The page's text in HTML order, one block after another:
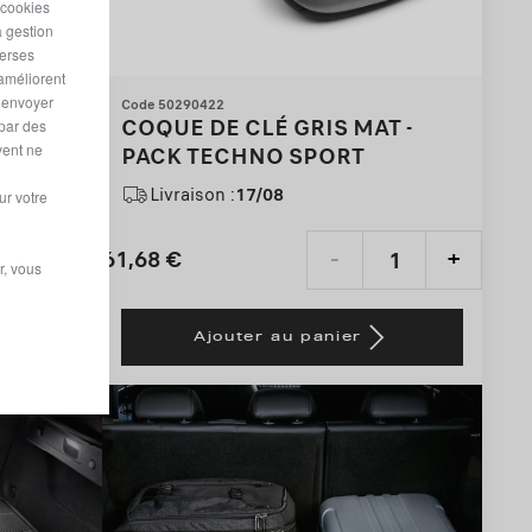
Code 50290422
COQUE DE CLÉ GRIS MAT -
PACK TECHNO SPORT
Livraison :17/08
61,68€
Price
61,68
€
- +
Quantity
to:
1
Ajouter au panier
gestion
des
ne
votre
vous